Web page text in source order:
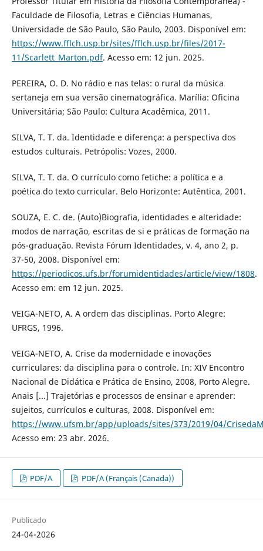
Faculdade de Filosofia, Letras e Ciências Humanas,
Universidade de São Paulo, São Paulo, 2003. Disponível em:
https://www.fflch.usp.br/sites/fflch.usp.br/files/2017-
11/Scarlett_Marton.pdf. Acesso em: 12 jun. 2025.
PEREIRA, O. D. No rádio e nas telas: o rural da música
sertaneja em sua versão cinematográfica. Marília: Oficina
Universitária; São Paulo: Cultura Acadêmica, 2011.
SILVA, T. T. da. Identidade e diferença: a perspectiva dos
estudos culturais. Petrópolis: Vozes, 2000.
SILVA, T. T. da. O currículo como fetiche: a política e a
poética do texto curricular. Belo Horizonte: Autêntica, 2001.
SOUZA, E. C. de. (Auto)Biografia, identidades e alteridade:
modos de narração, escritas de si e práticas de formação na
pós-graduação. Revista Fórum Identidades, v. 4, ano 2, p.
37-50, 2008. Disponível em:
https://periodicos.ufs.br/forumidentidades/article/view/1808.
Acesso em: em 12 jun. 2025.
VEIGA-NETO, A. A ordem das disciplinas. Porto Alegre:
UFRGS, 1996.
VEIGA-NETO, A. Crise da modernidade e inovações
curriculares: da disciplina para o controle. In: XIV Encontro
Nacional de Didática e Prática de Ensino, 2008, Porto Alegre.
Anais [...] Trajetórias e processos de ensinar e aprender:
sujeitos, currículos e culturas, 2008. Disponível em:
https://www.ufsm.br/app/uploads/sites/373/2019/04/
Acesso em: 23 abr. 2026.
PDF/A PDF/A (Français (Canada))
Publicado
24-04-2026